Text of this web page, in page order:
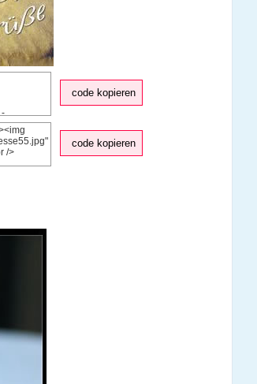
code kopieren
code kopieren